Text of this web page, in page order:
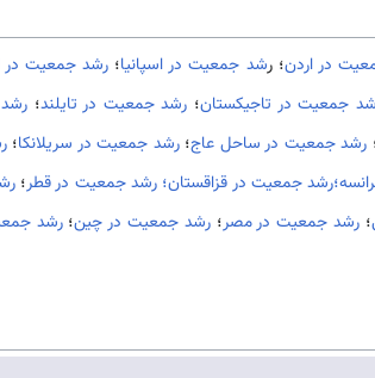
در اردن؛ رشد جمعیت در اسپانیا؛ رشد جمعیت در
جمعیت در تاجیکستان؛ رشد جمعیت در تایلند؛
رشد جمعیت در ساحل عاج؛رشد جمعیت در سریلانکا؛
رشد جمعیت در قزاقستان؛ رشد جمعیت در قطر؛
؛رشد جمعیت در مصر؛رشد جمعیت در چین؛رشد